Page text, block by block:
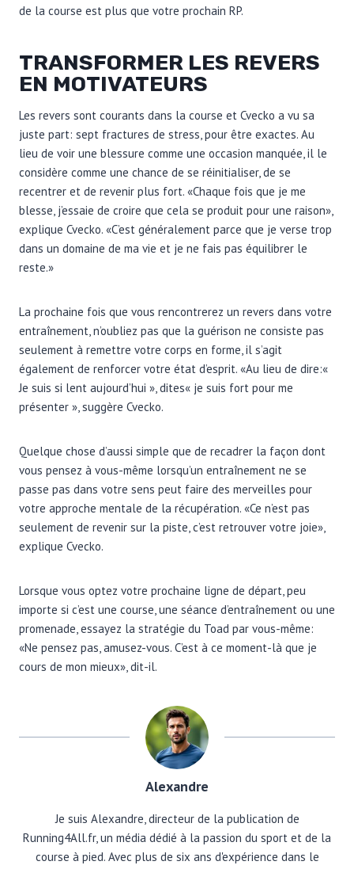
de la course est plus que votre prochain RP.
TRANSFORMER LES REVERS
EN MOTIVATEURS
Les revers sont courants dans la course et Cvecko a vu sa
juste part: sept fractures de stress, pour être exactes. Au
lieu de voir une blessure comme une occasion manquée, il le
considère comme une chance de se réinitialiser, de se
recentrer et de revenir plus fort. «Chaque fois que je me
blesse, j’essaie de croire que cela se produit pour une raison»,
explique Cvecko. «C’est généralement parce que je verse trop
dans un domaine de ma vie et je ne fais pas équilibrer le
reste.»
La prochaine fois que vous rencontrerez un revers dans votre
entraînement, n’oubliez pas que la guérison ne consiste pas
seulement à remettre votre corps en forme, il s’agit
également de renforcer votre état d’esprit. «Au lieu de dire:«
Je suis si lent aujourd’hui », dites« je suis fort pour me
présenter », suggère Cvecko.
Quelque chose d’aussi simple que de recadrer la façon dont
vous pensez à vous-même lorsqu’un entraînement ne se
passe pas dans votre sens peut faire des merveilles pour
votre approche mentale de la récupération. «Ce n’est pas
seulement de revenir sur la piste, c’est retrouver votre joie»,
explique Cvecko.
Lorsque vous optez votre prochaine ligne de départ, peu
importe si c’est une course, une séance d’entraînement ou une
promenade, essayez la stratégie du Toad par vous-même:
«Ne pensez pas, amusez-vous. C’est à ce moment-là que je
cours de mon mieux», dit-il.
Alexandre
Je suis Alexandre, directeur de la publication de
Running4All.fr, un média dédié à la passion du sport et de la
course à pied. Avec plus de six ans d'expérience dans le